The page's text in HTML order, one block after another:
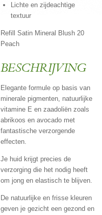
Lichte en zijdeachtige
textuur
Refill Satin Mineral Blush 20
Peach
BESCHRIJVING
Elegante formule op basis van
minerale pigmenten, natuurlijke
vitamine E en zaadoliën zoals
abrikoos en avocado met
fantastische verzorgende
effecten.
Je huid krijgt precies de
verzorging die het nodig heeft
om jong en elastisch te blijven.
De natuurlijke en frisse kleuren
geven je gezicht een gezond en